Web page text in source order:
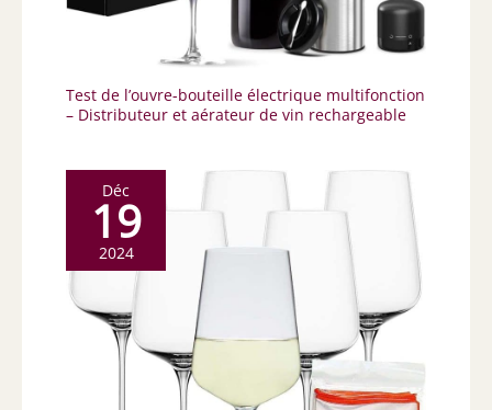
Test de l’ouvre-bouteille électrique multifonction
– Distributeur et aérateur de vin rechargeable
Déc
19
2024